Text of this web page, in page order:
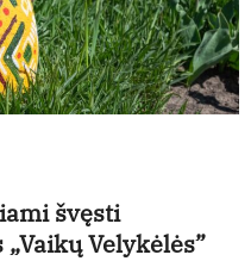
švęsti
Velykėlės”